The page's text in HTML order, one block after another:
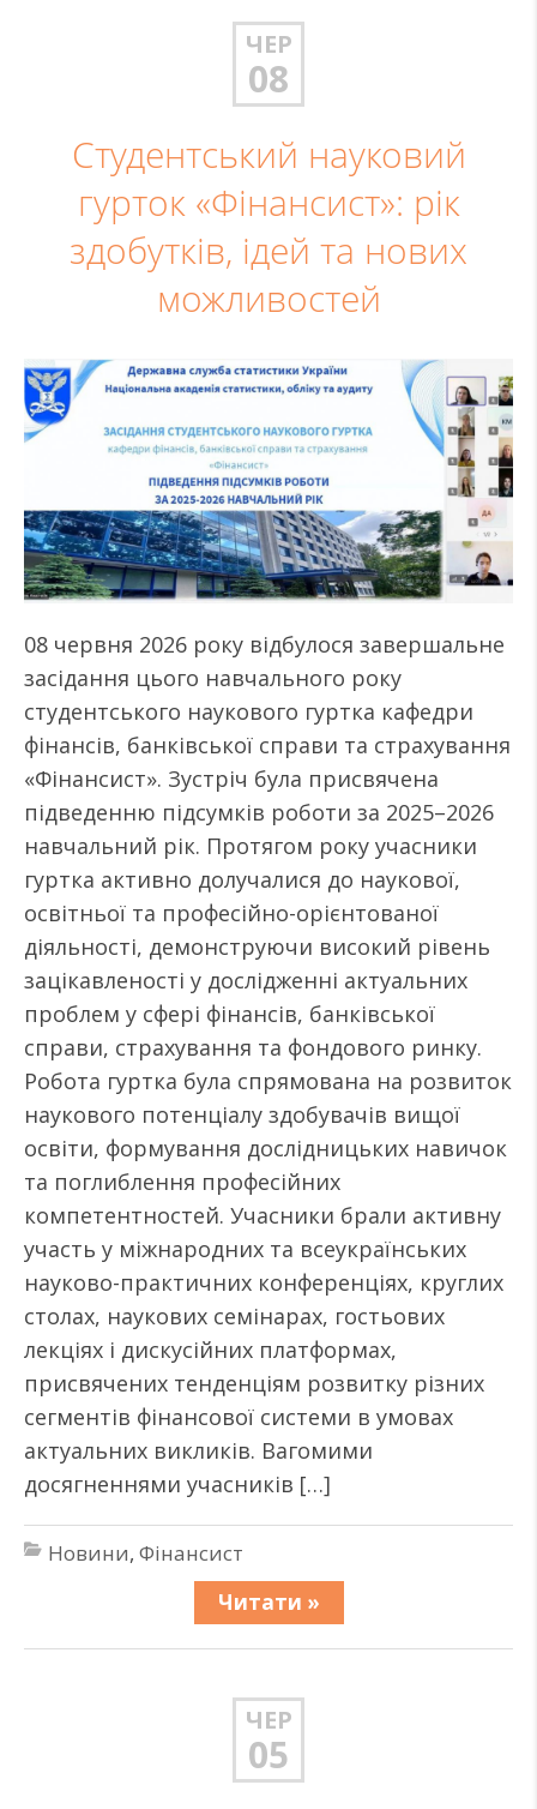
ЧЕР
08
Студентський науковий
гурток «Фінансист»: рік
здобутків, ідей та нових
можливостей
08 червня 2026 року відбулося завершальне
засідання цього навчального року
студентського наукового гуртка кафедри
фінансів, банківської справи та страхування
«Фінансист». Зустріч була присвячена
підведенню підсумків роботи за 2025–2026
навчальний рік. Протягом року учасники
гуртка активно долучалися до наукової,
освітньої та професійно-орієнтованої
діяльності, демонструючи високий рівень
зацікавленості у дослідженні актуальних
проблем у сфері фінансів, банківської
справи, страхування та фондового ринку.
Робота гуртка була спрямована на розвиток
наукового потенціалу здобувачів вищої
освіти, формування дослідницьких навичок
та поглиблення професійних
компетентностей. Учасники брали активну
участь у міжнародних та всеукраїнських
науково-практичних конференціях, круглих
столах, наукових семінарах, гостьових
лекціях і дискусійних платформах,
присвячених тенденціям розвитку різних
сегментів фінансової системи в умовах
актуальних викликів. Вагомими
досягненнями учасників […]
Новини, Фінансист
Читати »
ЧЕР
05